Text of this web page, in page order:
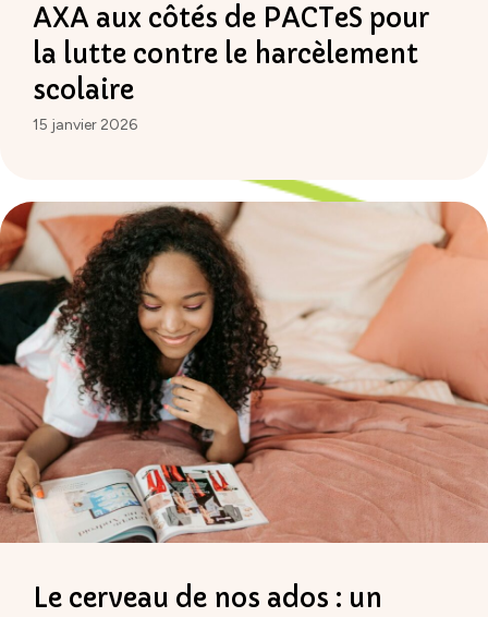
AXA aux côtés de PACTeS pour
la lutte contre le harcèlement
scolaire
15 janvier 2026
Le cerveau de nos ados : un